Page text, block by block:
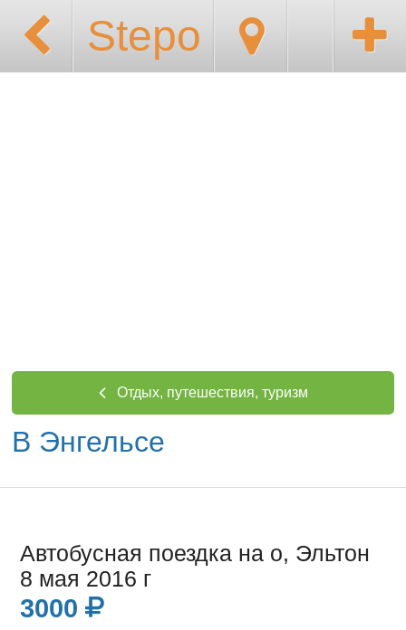
Stepo
Отдых, путешествия, туризм
В Энгельсе
Автобусная поездка на о, Эльтон
8 мая 2016 г
3000